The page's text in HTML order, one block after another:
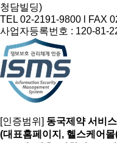
청담빌딩)
TEL 02-2191-9800 l FAX
사업자등록번호 : 120-81-
[인증범위] 동국제약 서비스
(대표홈페이지, 헬스케어